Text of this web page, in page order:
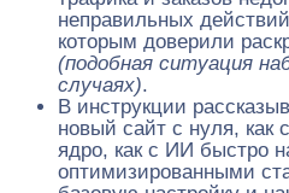
неправильных
которым доверили
(подобная ситуация
случаях).
В инструкции
новый сайт с нуля, как
ядро, как с ИИ быстро
оптимизированными